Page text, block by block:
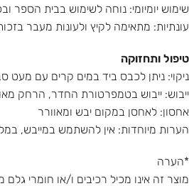
שימוש יומיומי: נוחה לשימוש בבית הספר
עונתיות: מתאימה לקיץ ולעונות מעבר
טיפול ותחזוקה
ניקוי: ניתן לכבס ביד במים קרים עם מעט
ייבוש: ייבוש בטמפרטורת החדר, הרחק
אחסון: לאחסן במקום יבש ומאוורר
הערות מיוחדות: אין להשתמש במייבש,
*הערה
מוצר זה אינו מכיל רכיבים ו/או חומרי גלם